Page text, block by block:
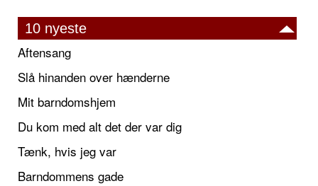
10 nyeste
Aftensang
Slå hinanden over hænderne
Mit barndomshjem
Du kom med alt det der var dig
Tænk, hvis jeg var
Barndommens gade